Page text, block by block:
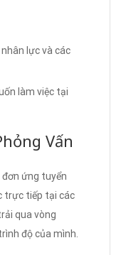
lực và các
làm việc tại
Vấn
đơn ứng tuyển
trực tiếp tại các
qua vòng
độ của mình.